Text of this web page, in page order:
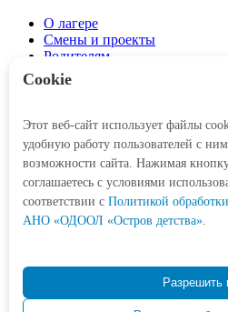
О лагере
Смены и проекты
Родителям
Детям
Личный кабинет
Корзина
Социальные сети
Контакты
+7 (3452) 77-21-47
Cookie
Этот веб-сайт использует файлы
удобную работу пользователей с
возможности сайта. Нажимая
соглашаетесь с условиями
соответствии c Политикой
АНО «ОДООЛ «Остров детства».
Разрешить